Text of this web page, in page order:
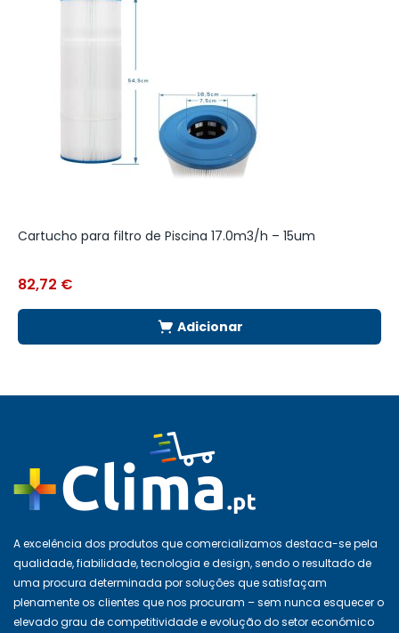
Cartucho para filtro de Piscina 17.0m3/h – 15um
82,72 €
Adicionar
A excelência dos produtos que comercializamos destaca-se pela
qualidade, fiabilidade, tecnologia e design, sendo o resultado de
uma procura determinada por soluções que satisfaçam
plenamente os clientes que nos procuram – sem nunca esquecer o
elevado grau de competitividade e evolução do setor económico